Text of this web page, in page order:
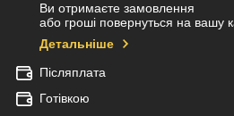
Ви отримаєте замовлення
або гроші повернуться на вашу
Детальніше
Післяплата
Готівкою